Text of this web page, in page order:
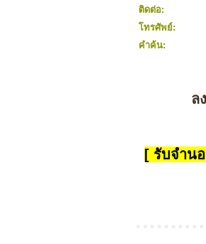
ติดต่อ:
โทรศัพย์:
คำค้น:
ล
[ รับจำน